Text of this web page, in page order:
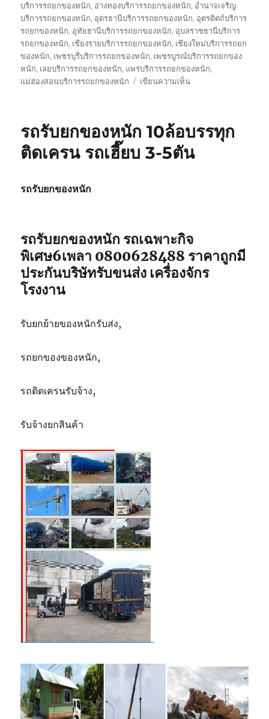
บริการรถยกของหนัก, อ่างทองบริการรถยกของหนัก, อำนาจเจริญ
บริการรถยกของหนัก, อุดรธานีบริการรถยกของหนัก, อุตรดิตถ์บริการ
รถยกของหนัก, อุทัยธานีบริการรถยกของหนัก, อุบลราชธานีบริการ
รถยกของหนัก, เชียงรายบริการรถยกของหนัก, เชียงใหม่บริการรถยก
ของหนัก, เพชรบุรีบริการรถยกของหนัก, เพชรบูรณ์บริการรถยกของ
หนัก, เลยบริการรถยกของหนัก, แพร่บริการรถยกของหนัก,
แม่ฮ่องสอนบริการรถยกของหนัก
เขียนความเห็นบน
ของ
10
3-
5
ตัน
รถรับยกของหนัก 10ล้อบรรทุก
ติดเครน รถเฮี๊ยบ 3-5ตัน
รถรับยกของหนัก
รถรับยกของหนัก รถเฉพาะกิจ
พิเศษ6เพลา 0800628488 ราคาถูกมี
ประกันบริษัทรับขนส่ง เครื่องจักร
โรงงาน
รับยกย้ายของหนักรับส่ง,
รถยกของของหนัก,
รถติดเครนรับจ้าง,
รับจ้างยกสินค้า